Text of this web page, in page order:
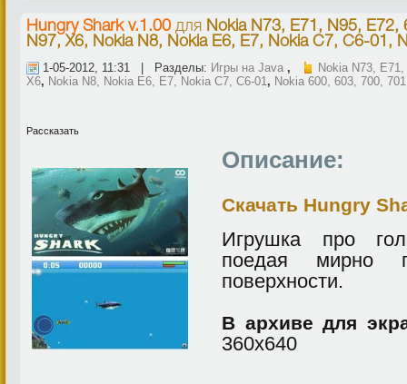
Hungry Shark v.1.00для Nokia N73, E71, N95,
N97, X6, Nokia N8, Nokia E6, E7, Nokia C7, C6-01,
1-05-2012, 11:31 | Разделы: Игры на Java ,
Nokia N73,
X6, Nokia N8, Nokia E6, E7, Nokia C7, C6-01, Nokia 600, 603, 700, 701
Рассказать
Описание:
Скачать Hungry
Игрушка про
поедая мирно
поверхности.
В архиве для
360х640